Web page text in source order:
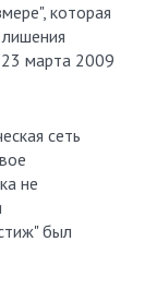
которая
марта 2009
сеть
не
был